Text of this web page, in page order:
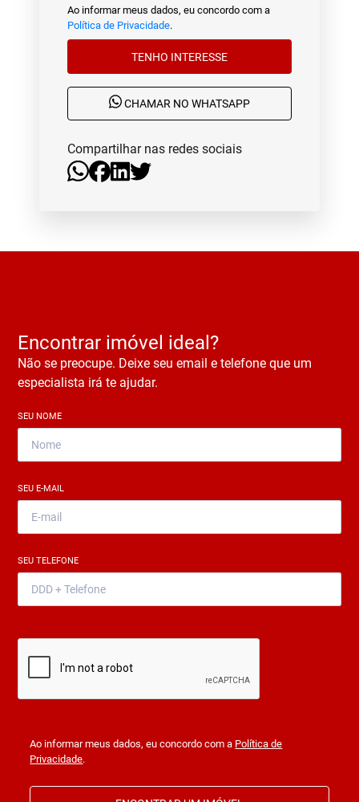
Ao informar meus dados, eu concordo com a
Política de Privacidade.
TENHO INTERESSE
CHAMAR NO WHATSAPP
Compartilhar nas redes sociais
Encontrar imóvel ideal?
Não se preocupe. Deixe seu email e telefone que um
especialista irá te ajudar.
SEU NOME
SEU E-MAIL
SEU TELEFONE
Ao informar meus dados, eu concordo com a Política de
Privacidade.